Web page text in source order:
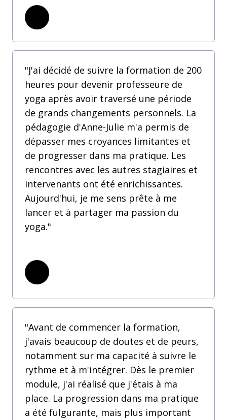
"J'ai décidé de suivre la formation de 200
heures pour devenir professeure de
yoga après avoir traversé une période
de grands changements personnels. La
pédagogie d'Anne-Julie m'a permis de
dépasser mes croyances limitantes et
de progresser dans ma pratique. Les
rencontres avec les autres stagiaires et
intervenants ont été enrichissantes.
Aujourd'hui, je me sens prête à me
lancer et à partager ma passion du
yoga."
"Avant de commencer la formation,
j'avais beaucoup de doutes et de peurs,
notamment sur ma capacité à suivre le
rythme et à m'intégrer. Dès le premier
module, j'ai réalisé que j'étais à ma
place. La progression dans ma pratique
a été fulgurante, mais plus important